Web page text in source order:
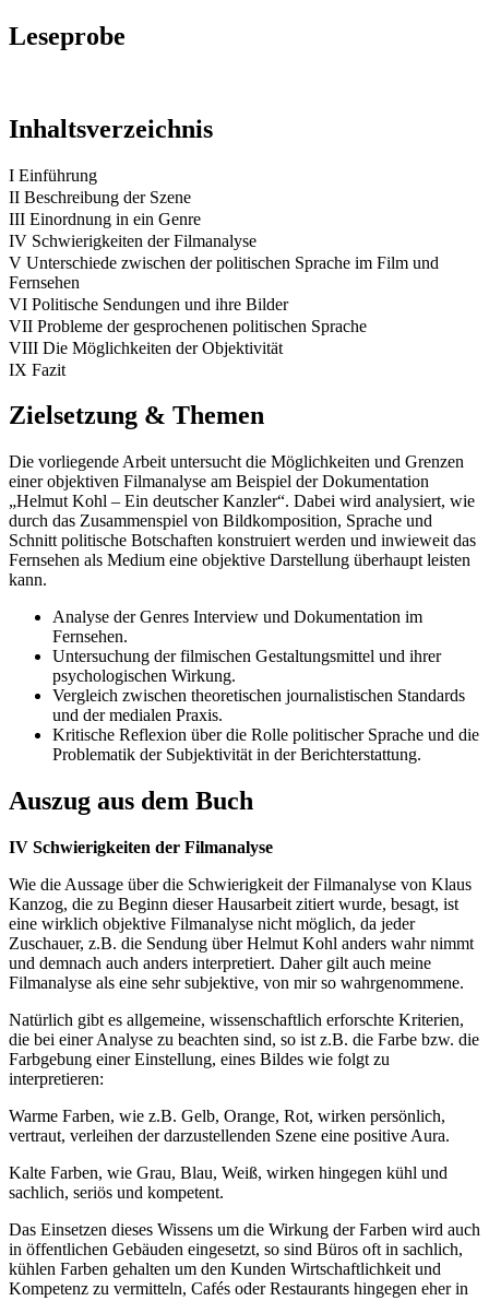
Leseprobe
Inhaltsverzeichnis
I Einführung
II Beschreibung der Szene
III Einordnung in ein Genre
IV Schwierigkeiten der Filmanalyse
V Unterschiede zwischen der politischen Sprache im Film und
Fernsehen
VI Politische Sendungen und ihre Bilder
VII Probleme der gesprochenen politischen Sprache
VIII Die Möglichkeiten der Objektivität
IX Fazit
Zielsetzung & Themen
Die vorliegende Arbeit untersucht die Möglichkeiten und Grenzen
einer objektiven Filmanalyse am Beispiel der Dokumentation
„Helmut Kohl – Ein deutscher Kanzler“. Dabei wird analysiert, wie
durch das Zusammenspiel von Bildkomposition, Sprache und
Schnitt politische Botschaften konstruiert werden und inwieweit das
Fernsehen als Medium eine objektive Darstellung überhaupt leisten
kann.
Analyse der Genres Interview und Dokumentation im
Fernsehen.
Untersuchung der filmischen Gestaltungsmittel und ihrer
psychologischen Wirkung.
Vergleich zwischen theoretischen journalistischen Standards
und der medialen Praxis.
Kritische Reflexion über die Rolle politischer Sprache und die
Problematik der Subjektivität in der Berichterstattung.
Auszug aus dem Buch
IV Schwierigkeiten der Filmanalyse
Wie die Aussage über die Schwierigkeit der Filmanalyse von Klaus
Kanzog, die zu Beginn dieser Hausarbeit zitiert wurde, besagt, ist
eine wirklich objektive Filmanalyse nicht möglich, da jeder
Zuschauer, z.B. die Sendung über Helmut Kohl anders wahr nimmt
und demnach auch anders interpretiert. Daher gilt auch meine
Filmanalyse als eine sehr subjektive, von mir so wahrgenommene.
Natürlich gibt es allgemeine, wissenschaftlich erforschte Kriterien,
die bei einer Analyse zu beachten sind, so ist z.B. die Farbe bzw. die
Farbgebung einer Einstellung, eines Bildes wie folgt zu
interpretieren:
Warme Farben, wie z.B. Gelb, Orange, Rot, wirken persönlich,
vertraut, verleihen der darzustellenden Szene eine positive Aura.
Kalte Farben, wie Grau, Blau, Weiß, wirken hingegen kühl und
sachlich, seriös und kompetent.
Das Einsetzen dieses Wissens um die Wirkung der Farben wird auch
in öffentlichen Gebäuden eingesetzt, so sind Büros oft in sachlich,
kühlen Farben gehalten um den Kunden Wirtschaftlichkeit und
Kompetenz zu vermitteln, Cafés oder Restaurants hingegen eher in